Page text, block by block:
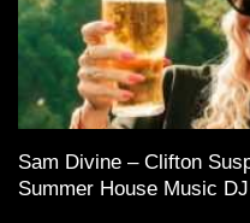
Sam Divine – Clifton
Summer House Music